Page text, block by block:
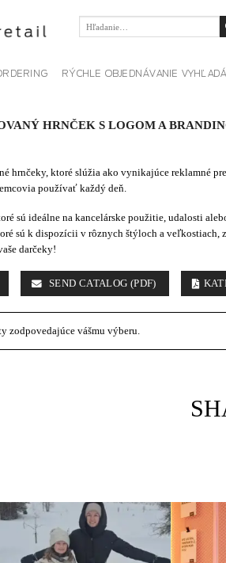
RÝCHLE OBJEDNÁVANIE
HRNČEK S LOGOM A
hrnčeky, ktoré slúžia ako vynikajúce reklamné
používať každý deň.
sú ideálne na kancelárske použitie, udalosti
sú k dispozícii v rôznych štýloch a
darčeky!
SEND CATALOG (PDF)
zodpovedajúce vášmu výberu.